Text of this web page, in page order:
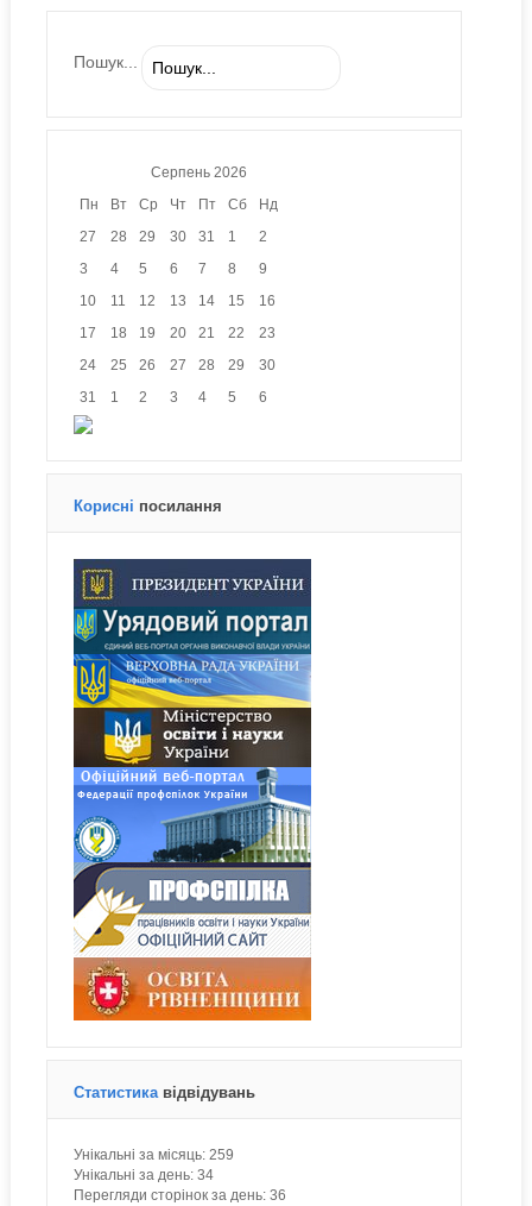
Пошук...
Серпень 2026
Пн Вт Ср Чт Пт Сб Нд
27 28 29 30 31 1 2
3 4 5 6 7 8 9
10 11 12 13 14 15 16
17 18 19 20 21 22 23
24 25 26 27 28 29 30
31 1 2 3 4 5 6
Корисні посилання
Статистика відвідувань
Унікальні за місяць: 259
Унікальні за день: 34
Перегляди сторінок за день: 36